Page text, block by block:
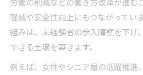
軽減や安全性向上にもつながってい
組みは、未経験者の参入障壁を下げ
できる土壌を築きます。
例えば、女性やシニア層の活躍推進